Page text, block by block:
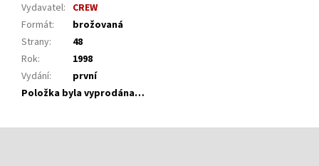
Vydavatel: CREW
Formát:
brožovaná
Strany:
48
Rok:
1998
Vydání:
první
Položka byla vyprodána…